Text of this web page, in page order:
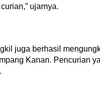
ujarnya.
juga berhasil
Kanan. Pencurian